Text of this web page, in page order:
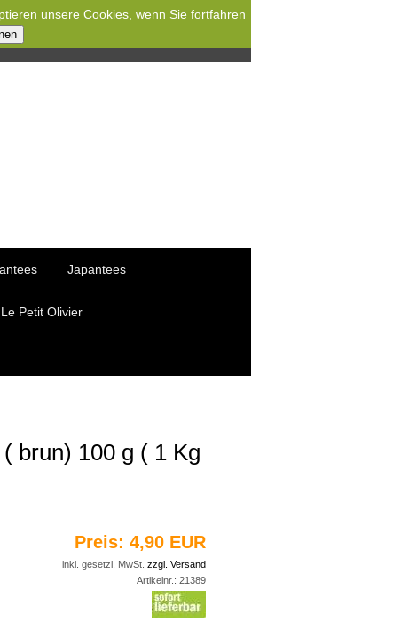
unsere Cookies, wenn Sie fortfahren
Japantees
Petit Olivier
brun) 100 g ( 1 Kg
Preis: 4,90 EUR
inkl. gesetzl. MwSt. zzgl. Versand
Artikelnr.: 21389